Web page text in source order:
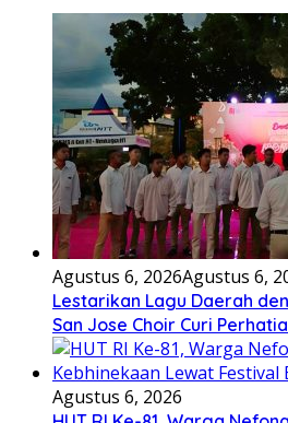
Agustus 6, 2026Agustus 6,
Lestarikan Lagu Daerah
San Jose Choir Curi
Agustus 6, 2026